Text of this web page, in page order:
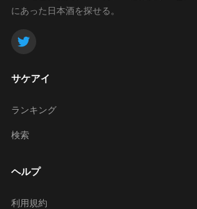
にあった日本酒を探せる。
サケアイ
ランキング
検索
ヘルプ
利用規約